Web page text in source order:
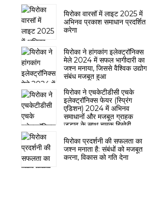
यिरोका वारसॉ में लाइट 2025 में
अभिनव प्रकाश समाधान प्रदर्शित
करेगा
यिरोका ने हांगकांग इलेक्ट्रॉनिक्स
मेले 2024 में सफल भागीदारी का
जश्न मनाया, जिससे वैश्विक उद्योग
संबंध मजबूत हुआ
यिरोका ने एचकेटीडीसी एचके
इलेक्ट्रॉनिक्स फेयर (स्प्रिंग
एडिशन) 2024 में अभिनव
समाधानों और मजबूत ग्राहक
जुड़ाव के साथ चमक बिखेरी
यिरोका प्रदर्शनी की सफलता का
जश्न मनाता है: संबंधों को मजबूत
करना, विकास को गति देना